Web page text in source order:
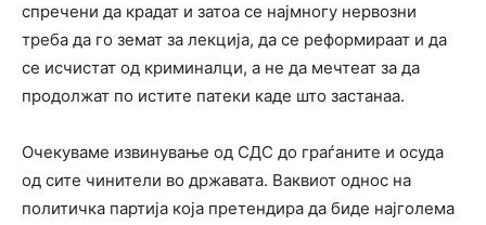
спречени да крадат и затоа се најмногу нервозни
треба да го земат за лекција, да се реформираат и да
се исчистат од криминалци, а не да мечтеат за да
продолжат по истите патеки каде што застанаа.
Очекуваме извинување од СДС до граѓаните и осуда
од сите чинители во државата. Ваквиот однос на
политичка партија која претендира да биде најголема